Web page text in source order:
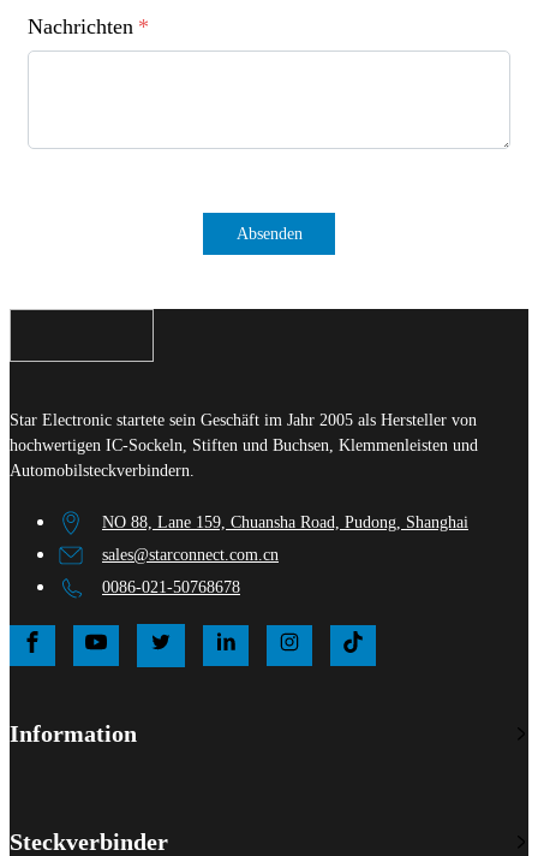
Nachrichten *
Absenden
Star Electronic startete sein Geschäft im Jahr 2005 als Hersteller von
hochwertigen IC-Sockeln, Stiften und Buchsen, Klemmenleisten und
Automobilsteckverbindern.
NO 88, Lane 159, Chuansha Road, Pudong, Shanghai
sales@starconnect.com.cn
0086-021-50768678
Information
Steckverbinder